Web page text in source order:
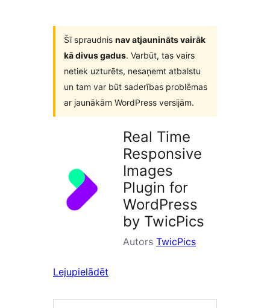
Šī spraudnis nav atjaunināts vairāk
kā divus gadus. Varbūt, tas vairs
netiek uzturēts, nesaņemt atbalstu
un tam var būt saderības problēmas
ar jaunākām WordPress versijām.
Real Time
Responsive
Images
Plugin for
WordPress
by TwicPics
Autors TwicPics
Lejupielādēt